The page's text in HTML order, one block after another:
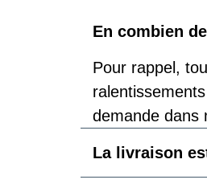
En combien
Pour rappel,
demande dans
La livraison